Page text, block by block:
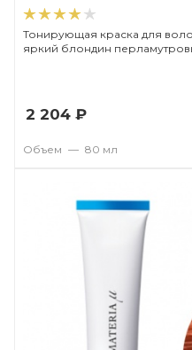
Тонирующая краска для
яркий блондин
2 204 ₽
Объем — 80 мл